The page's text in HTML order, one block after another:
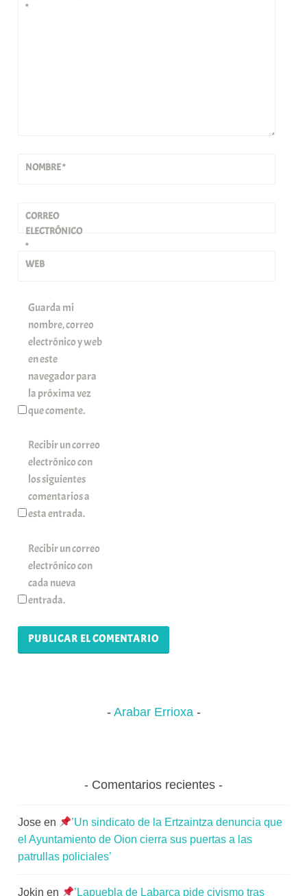
*
NOMBRE*
CORREO
ELECTRÓNICO
*
WEB
Guarda mi
nombre, correo
electrónico y web
en este
navegador para
la próxima vez
que comente.
Recibir un correo
electrónico con
los siguientes
comentarios a
esta entrada.
Recibir un correo
electrónico con
cada nueva
entrada.
Arabar Errioxa
Comentarios recientes
Jose en
’Un sindicato de la Ertzaintza denuncia que
el Ayuntamiento de Oion cierra sus puertas a las
patrullas policiales’
Jokin en ’Lapuebla de Labarca pide civismo tras